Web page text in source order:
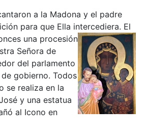
a la Madona y el padre
para que Ella intercediera. El
una procesión
Señora de
del parlamento
gobierno. Todos
se realiza en la
y una estatua
al Icono en